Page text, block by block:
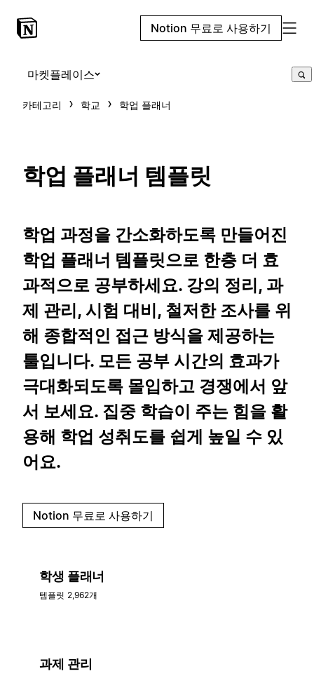
Notion 무료로 사용하기
마켓플레이스
카테고리 학교 학업 플래너
학업 플래너 템플릿
학업 과정을 간소화하도록 만들어진
학업 플래너 템플릿으로 한층 더 효
과적으로 공부하세요. 강의 정리, 과
제 관리, 시험 대비, 철저한 조사를 위
해 종합적인 접근 방식을 제공하는
툴입니다. 모든 공부 시간의 효과가
극대화되도록 몰입하고 경쟁에서 앞
서 보세요. 집중 학습이 주는 힘을 활
용해 학업 성취도를 쉽게 높일 수 있
어요.
Notion 무료로 사용하기
학생 플래너
템플릿 2,962개
과제 관리